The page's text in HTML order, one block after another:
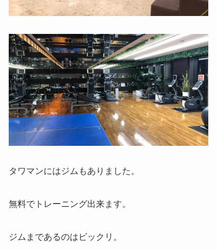
タワマンにはジムもありました。
無料でトレーニング出来ます。
ジムまであるのはビックリ。